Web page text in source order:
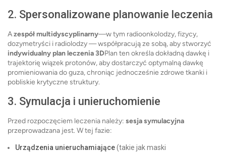
2. Spersonalizowane planowanie leczenia
Azespół multidyscyplinarny—w tym radioonkolodzy, fizycy,
dozymetryści i radiolodzy — współpracują ze sobą, aby stworzyć
indywidualny plan leczenia 3DPlan ten określa dokładną dawkę i
trajektorię wiązek protonów, aby dostarczyć optymalną dawkę
promieniowania do guza, chroniąc jednocześnie zdrowe tkanki i
pobliskie krytyczne struktury.
3. Symulacja i unieruchomienie
Przed rozpoczęciem leczenia należy: sesja symulacyjna
przeprowadzana jest. W tej fazie:
Urządzenia unieruchamiające(takie jak maski